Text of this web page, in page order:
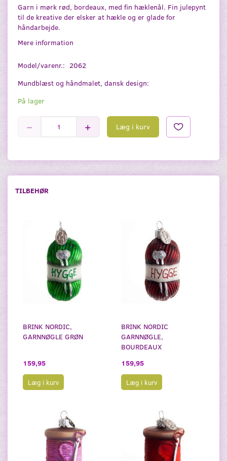
Garn i mørk rød, bordeaux, med fin hæklenål. Fin julepynt
til de kreative der elsker at hækle og er glade for
håndarbejde.
Mere information
Model/varenr.: 2062
Mundblæst og håndmalet, dansk design:
På lager
Læg i kurv
TILBEHØR
BRINK NORDIC,
GARNNØGLE GRØN
159,95
Læg i kurv
BRINK NORDIC
GARNNØGLE,
BOURDEAUX
159,95
Læg i kurv